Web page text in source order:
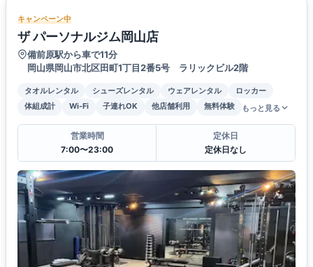
キャンペーン中
ザ パーソナルジム岡山店
備前原駅から車で11分
岡山県岡山市北区田町1丁目2番5号 ラリックビル2階
タオルレンタル シューズレンタル ウェアレンタル
ロッカー
体組成計
Wi-Fi 子連れOK 他店舗利用 無料体験 もっと見る
営業時間
7:00〜23:00
定休日
定休日なし